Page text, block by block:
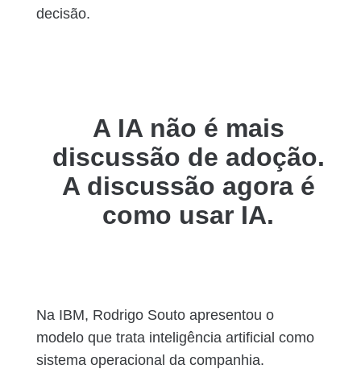
decisão.
A IA não é mais
discussão de adoção.
A discussão agora é
como usar IA.
Na IBM, Rodrigo Souto apresentou o
modelo que trata inteligência artificial como
sistema operacional da companhia.